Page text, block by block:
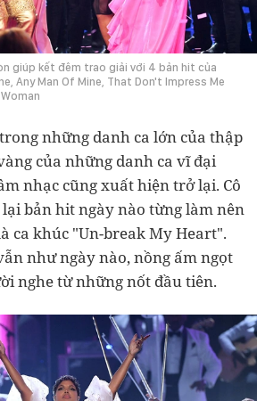
giúp kết đêm trao giải với 4 bản hit của
Any Man Of Mine, That Don't Impress Me
những danh ca lớn của thập
của những danh ca vĩ đại
nhạc cũng xuất hiện trở lại. Cô
bản hit ngày nào từng làm nên
ca khúc "Un-break My Heart".
như ngày nào, nồng ấm ngọt
nghe từ những nốt đầu tiên.